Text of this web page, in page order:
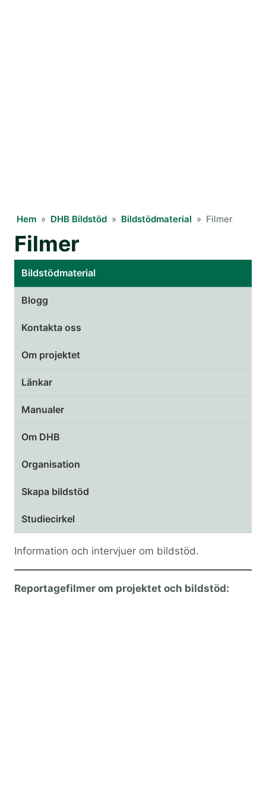
Hem » DHB Bildstöd » Bildstödmaterial » Filmer
Filmer
Information och intervjuer om bildstöd.
Reportagefilmer om projektet och bildstöd:
Bildstödmaterial
Blogg
Kontakta oss
Om projektet
Länkar
Manualer
Om DHB
Organisation
Skapa bildstöd
Studiecirkel